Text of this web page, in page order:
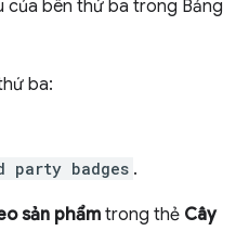
của bên thứ ba trong Bảng
ba:
party badges .
sản phẩm trong thẻ Cây